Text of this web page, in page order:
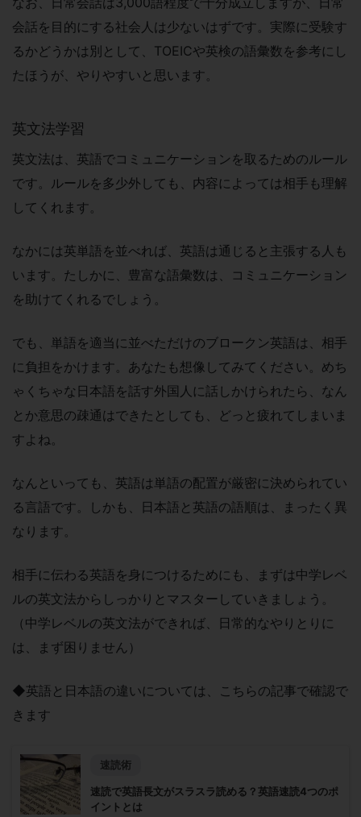
会話を目的にする社会人は少ないはずです。実際に受験す
るかどうかは別として、TOEICや英検の語彙数を参考にし
たほうが、やりやすいと思います。
英文法学習
英文法は、英語でコミュニケーションを取るためのルール
です。ルールを多少外しても、内容によっては相手も理解
してくれます。
なかには英単語を並べれば、英語は通じると主張する人も
います。たしかに、豊富な語彙数は、コミュニケーション
を助けてくれるでしょう。
でも、単語を適当に並べただけのブロークン英語は、相手
に負担をかけます。あなたも想像してみてください。めち
ゃくちゃな日本語を話す外国人に話しかけられたら、なん
とか意思の疎通はできたとしても、どっと疲れてしまいま
すよね。
なんといっても、英語は単語の配置が厳密に決められてい
る言語です。しかも、日本語と英語の語順は、まったく異
なります。
相手に伝わる英語を身につけるためにも、まずは中学レベ
ルの英文法からしっかりとマスターしていきましょう。
（中学レベルの英文法ができれば、日常的なやりとりに
は、まず困りません）
◆英語と日本語の違いについては、
こちらの記事で確認で
きます
速読術
速読で英語長文がスラスラ読める？英語速読4つのポ
イントとは